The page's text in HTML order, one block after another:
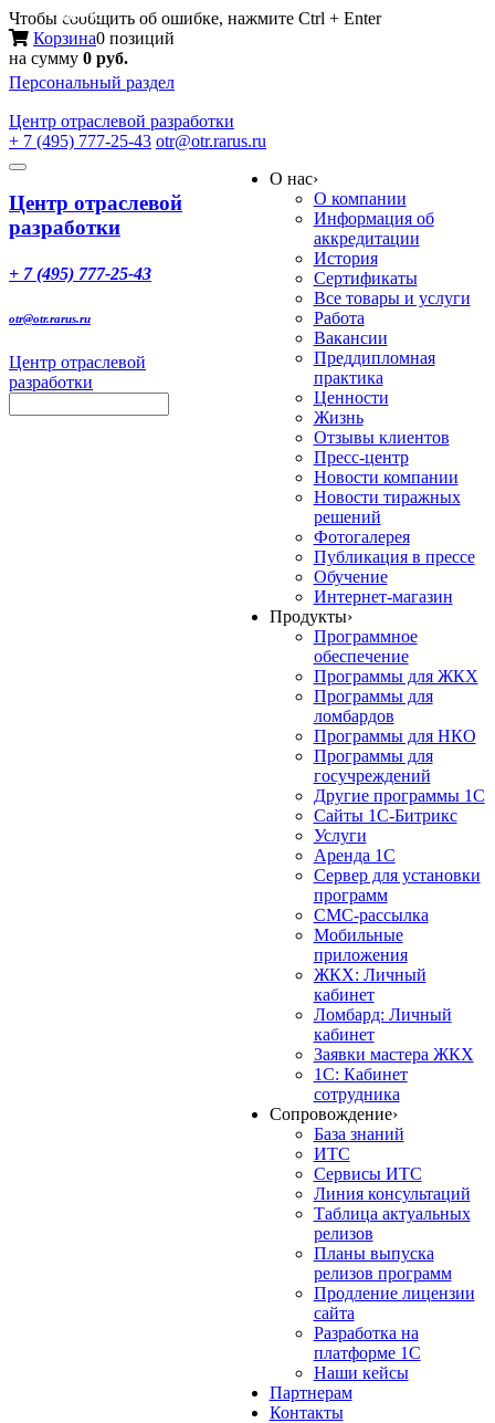
Чтобы сообщить об ошибке, нажмите Ctrl + Enter
Корзина0 позиций
на сумму 0 руб.
Персональный раздел
Центр отраслевой разработки
+ 7 (495) 777-25-43 otr@otr.rarus.ru
Toggle
Меню
Центр отраслевой
разработки
+ 7 (495) 777-25-43
otr@otr.rarus.ru
Центр отраслевой
разработки
О нас›
О компании
Информация об
аккредитации
История
Сертификаты
Все товары и услуги
Работа
Вакансии
Преддипломная
практика
Ценности
Жизнь
Отзывы клиентов
Пресс-центр
Новости компании
Новости тиражных
решений
Фотогалерея
Публикация в прессе
Обучение
Интернет-магазин
Продукты›
Программное
обеспечение
Программы для ЖКХ
Программы для
ломбардов
Программы для НКО
Программы для
госучреждений
Другие программы 1С
Сайты 1С-Битрикс
Услуги
Аренда 1С
Сервер для установки
программ
СМС-рассылка
Мобильные
приложения
ЖКХ: Личный
кабинет
Ломбард: Личный
кабинет
Заявки мастера ЖКХ
1С: Кабинет
сотрудника
Сопровождение›
База знаний
ИТС
Сервисы ИТС
Линия консультаций
Таблица актуальных
релизов
Планы выпуска
релизов программ
Продление лицензии
сайта
Разработка на
платформе 1С
Наши кейсы
Партнерам
Контакты